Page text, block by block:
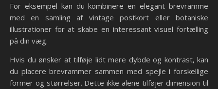
For eksempel kan du kombinere en elegant brevramme
med en samling af vintage postkort eller botaniske
illustrationer for at skabe en interessant visuel fortælling
på din væg.
Hvis du ønsker at tilføje lidt mere dybde og kontrast, kan
du placere brevrammer sammen med spejle i forskellige
former og størrelser. Dette ikke alene tilføjer dimension til